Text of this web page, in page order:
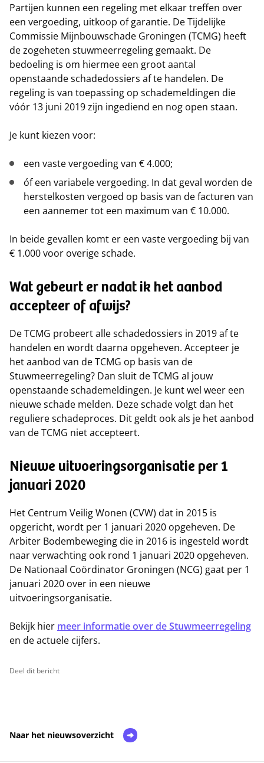
Partijen kunnen een regeling met elkaar treffen over
een vergoeding, uitkoop of garantie. De Tijdelijke
Commissie Mijnbouwschade Groningen (TCMG) heeft
de zogeheten stuwmeerregeling gemaakt. De
bedoeling is om hiermee een groot aantal
openstaande schadedossiers af te handelen. De
regeling is van toepassing op schademeldingen die
vóór 13 juni 2019 zijn ingediend en nog open staan.
Je kunt kiezen voor:
een vaste vergoeding van € 4.000;
óf een variabele vergoeding. In dat geval worden de
herstelkosten vergoed op basis van de facturen van
een aannemer tot een maximum van € 10.000.
In beide gevallen komt er een vaste vergoeding bij van
€ 1.000 voor overige schade.
Wat gebeurt er nadat ik het aanbod
accepteer of afwijs?
De TCMG probeert alle schadedossiers in 2019 af te
handelen en wordt daarna opgeheven. Accepteer je
het aanbod van de TCMG op basis van de
Stuwmeerregeling? Dan sluit de TCMG al jouw
openstaande schademeldingen. Je kunt wel weer een
nieuwe schade melden. Deze schade volgt dan het
reguliere schadeproces. Dit geldt ook als je het aanbod
van de TCMG niet accepteert.
Nieuwe uitvoeringsorganisatie per 1
januari 2020
Het Centrum Veilig Wonen (CVW) dat in 2015 is
opgericht, wordt per 1 januari 2020 opgeheven. De
Arbiter Bodembeweging die in 2016 is ingesteld wordt
naar verwachting ook rond 1 januari 2020 opgeheven.
De Nationaal Coördinator Groningen (NCG) gaat per 1
januari 2020 over in een nieuwe
uitvoeringsorganisatie.
Bekijk hier meer informatie over de Stuwmeerregeling
en de actuele cijfers.
Deel dit bericht
Naar het nieuwsoverzicht